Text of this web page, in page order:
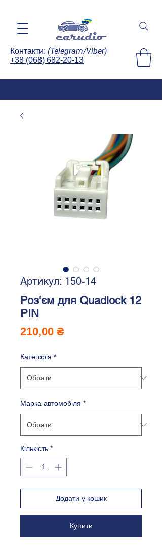
Контакти: (Telegram/Viber)
+38 (068) 682-20-13
Артикул: 150-14
Роз'єм для Quadlock 12
PIN
210,00 ₴Ціна
Категорія *
Марка автомобіля *
Кількість *
Додати у кошик
Купити